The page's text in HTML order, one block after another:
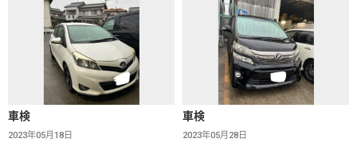
車検
2023年05月18日
車検
2023年05月28日